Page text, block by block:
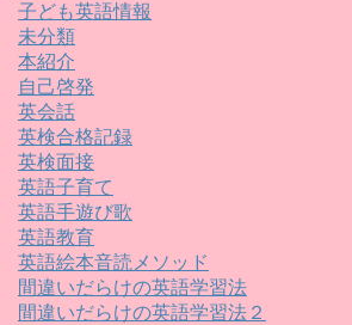
子ども英語情報
未分類
本紹介
自己啓発
英会話
英検合格記録
英検面接
英語子育て
英語手遊び歌
英語教育
英語絵本音読メソッド
間違いだらけの英語学習法
間違いだらけの英語学習法２